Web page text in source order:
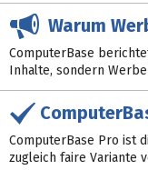
Warum
ComputerBase
Inhalte, sondern
ComputerBase Pro ist
zugleich faire Variante